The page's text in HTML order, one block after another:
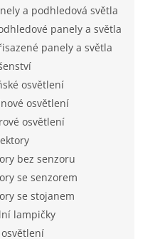
a podhledová světla
panely a světla
panely a světla
osvětlení
osvětlení
osvětlení
bez senzoru
se senzorem
se stojanem
lampičky